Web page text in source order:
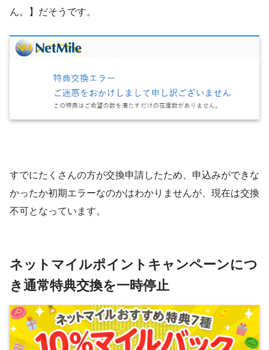
ん。】だそうです。
すでにたくさんの方が交換申請したため、申込みができな
かったか初期エラーなのかはわかりませんが、現在は交換
不可となっています。
ネットマイルポイントキャンペーンにつ
き通常特典交換を一時停止